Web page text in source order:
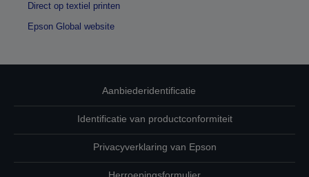
Direct op textiel printen
Epson Global website
Aanbiederidentificatie
Identificatie van productconformiteit
Privacyverklaring van Epson